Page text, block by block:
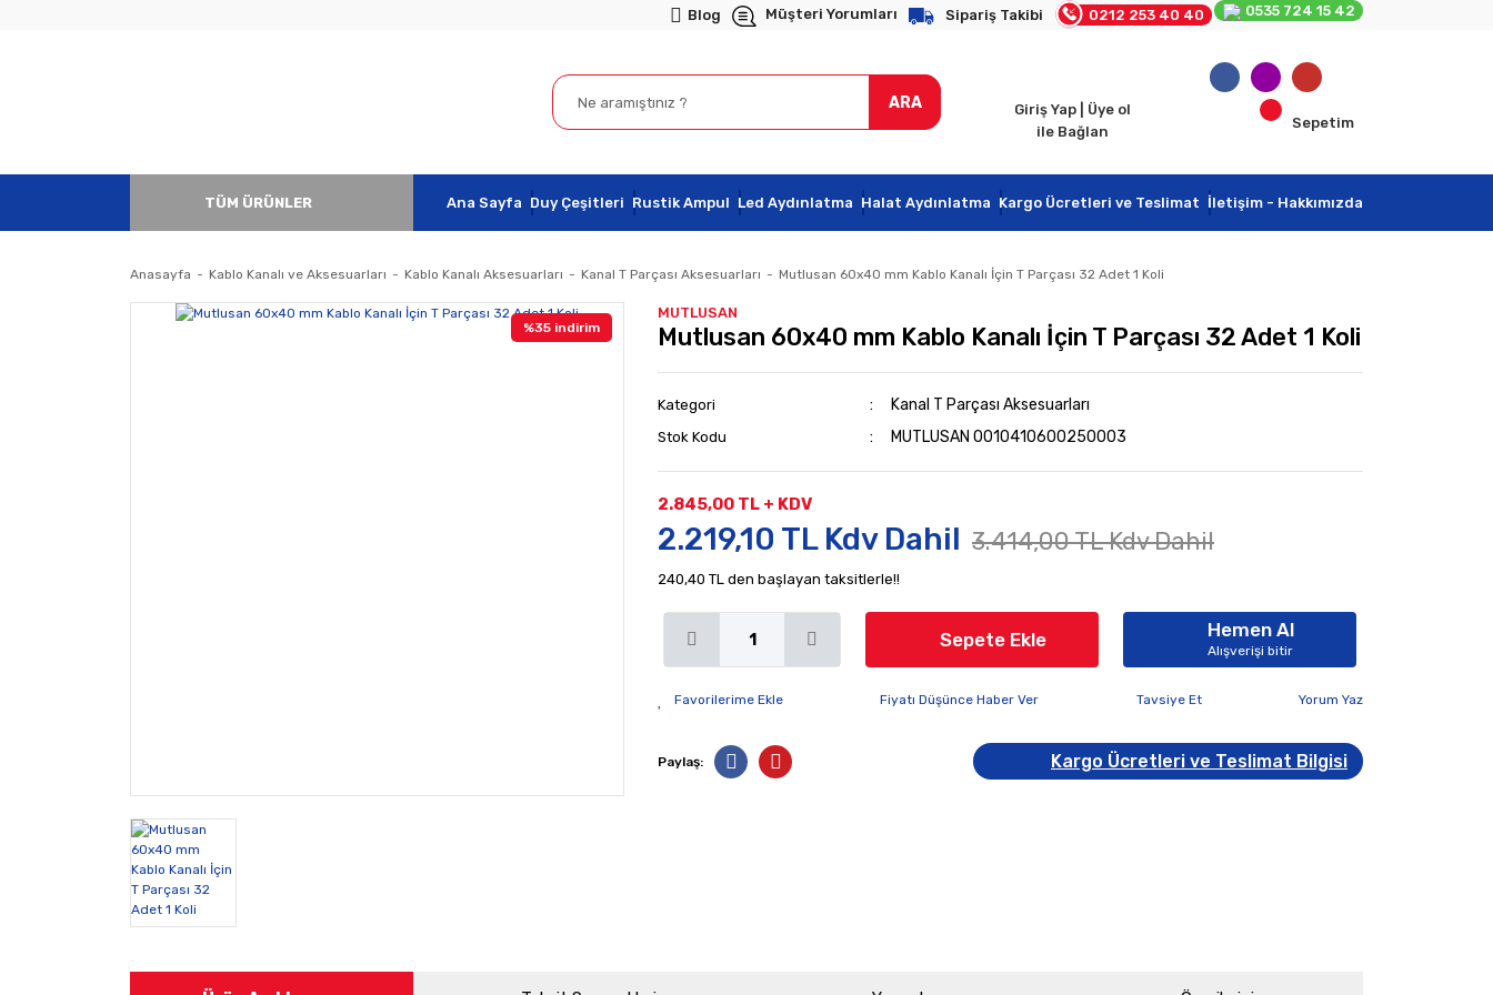
Blog Müşteri Yorumları Sipariş Takibi 0212 253 40 40 0535 724 15 42
ARA
Giriş Yap | Üye ol
ile Bağlan
Sepetim
TÜM ÜRÜNLER Ana Sayfa Duy Çeşitleri Rustik Ampul Led Aydınlatma Halat Aydınlatma Kargo Ücretleri ve Teslimat İletişim - Hakkımızda
Anasayfa Kablo Kanalı ve Aksesuarları Kablo Kanalı Aksesuarları Kanal T Parçası Aksesuarları Mutlusan 60x40 mm Kablo Kanalı İçin T Parçası 32 Adet 1 Koli
%35 indirim
MUTLUSAN
Mutlusan 60x40 mm Kablo Kanalı İçin T Parçası 32 Adet 1 Koli
Kategori Kanal T Parçası Aksesuarları
Stok Kodu MUTLUSAN 0010410600250003
2.845,00 TL + KDV
2.219,10 TL Kdv Dahil 3.414,00 TL Kdv Dahil
240,40 TL den başlayan taksitlerle!!
Sepete Ekle Hemen Al
Alışverişi bitir
Fiyatı Düşünce Haber Ver Tavsiye Et Yorum Yaz
Paylaş: Kargo Ücretleri ve Teslimat Bilgisi